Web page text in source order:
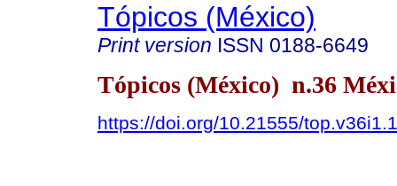
Tópicos (México)
Print version ISSN 0188-6649
Tópicos (México) n.36
https://doi.org/10.21555/